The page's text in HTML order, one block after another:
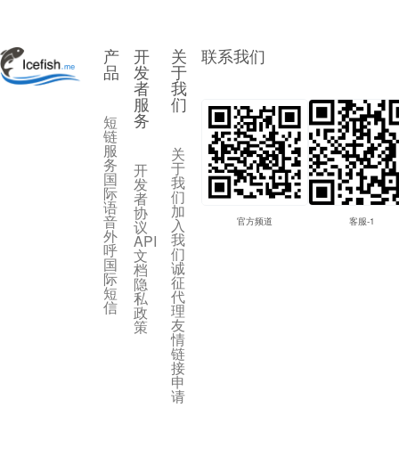
产
品
短
链
服
务
国
际
语
音
外
呼
国
际
短
信
开
发
者
服
务
开
发
者
协
议
API
文
档
隐
私
政
策
关
于
我
们
关
于
我
们
加
入
我
们
诚
征
代
理
友
情
链
接
申
请
联系我们
官方频道 客服-1